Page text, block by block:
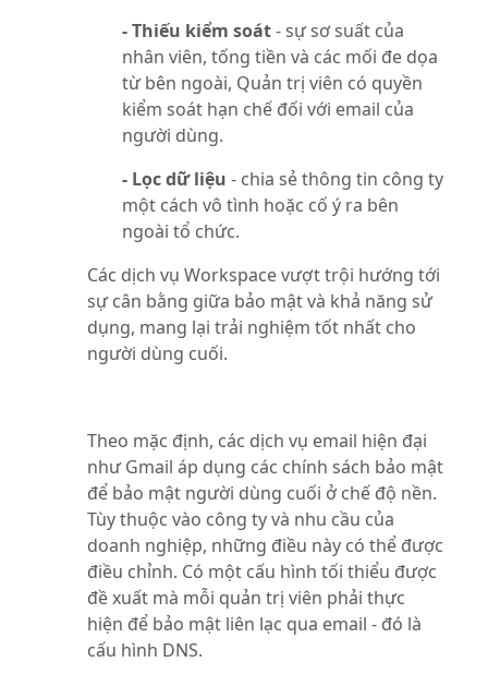
- Thiếu kiểm soát- sự sơ suất của
nhân viên, tống tiền và các mối đe dọa
từ bên ngoài, Quản trị viên có quyền
kiểm soát hạn chế đối với email của
người dùng.
- Lọc dữ liệu - chia sẻ thông tin công ty
một cách vô tình hoặc cố ý ra bên
ngoài tổ chức.
Các dịch vụ Workspace vượt trội hướng tới
sự cân bằng giữa bảo mật và khả năng sử
dụng, mang lại trải nghiệm tốt nhất cho
người dùng cuối.
Theo mặc định, các dịch vụ email hiện đại
như Gmail áp dụng các chính sách bảo mật
để bảo mật người dùng cuối ở chế độ nền.
Tùy thuộc vào công ty và nhu cầu của
doanh nghiệp, những điều này có thể được
điều chỉnh. Có một cấu hình tối thiểu được
đề xuất mà mỗi quản trị viên phải thực
hiện để bảo mật liên lạc qua email - đó là
cấu hình DNS.